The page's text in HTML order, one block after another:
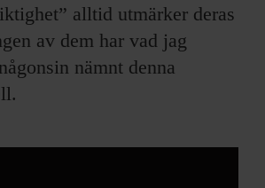
alltid utmärker deras
av dem har vad jag
nämnt denna